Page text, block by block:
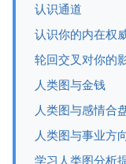
认识通道
认识你的内在权
轮回交叉对你的
人类图与金钱
人类图与感情合
人类图与事业方
学习人类图分析